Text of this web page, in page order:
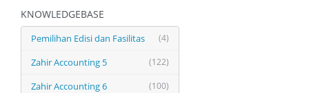
KNOWLEDGEBASE
(4)
Pemilihan Edisi dan Fasilitas
(122)
Zahir Accounting 5
(100)
Zahir Accounting 6